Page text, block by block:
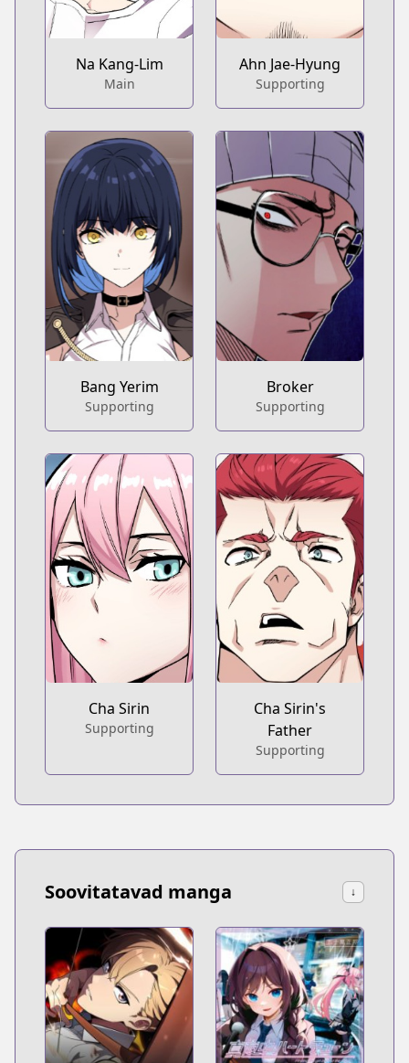
Na Kang-Lim
Main
Ahn Jae-Hyung
Supporting
Bang Yerim
Supporting
Broker
Supporting
Cha Sirin
Supporting
Cha Sirin's
Father
Supporting
Soovitatavad manga ↓